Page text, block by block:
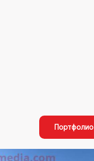
Портфолио